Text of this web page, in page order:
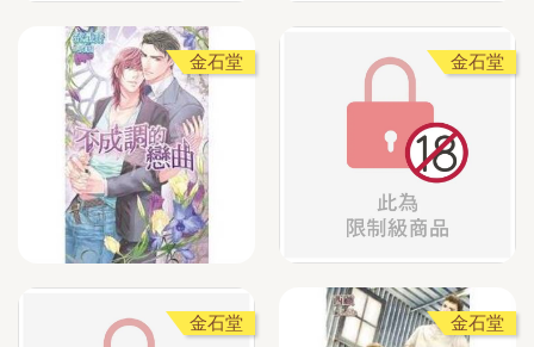
金石堂 金石堂
金石堂 金石堂